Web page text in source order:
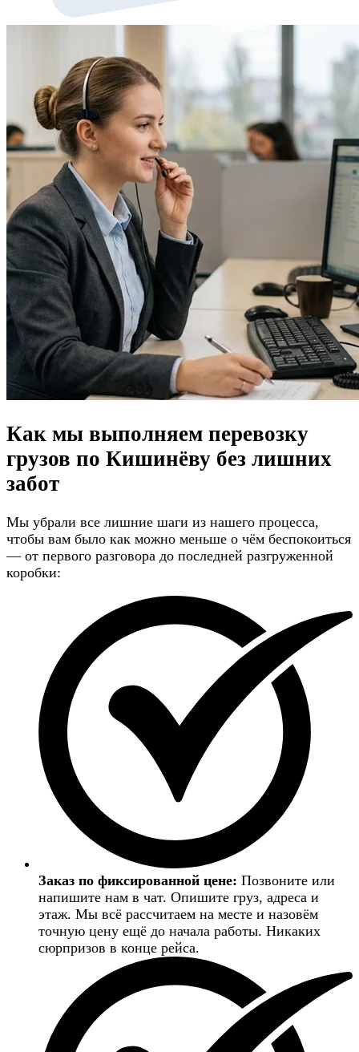
Как мы выполняем перевозку
грузов по Кишинёву без лишних
забот
Мы убрали все лишние шаги из нашего процесса,
чтобы вам было как можно меньше о чём беспокоиться
— от первого разговора до последней разгруженной
коробки:
Заказ по фиксированной цене: Позвоните или
напишите нам в чат. Опишите груз, адреса и
этаж. Мы всё рассчитаем на месте и назовём
точную цену ещё до начала работы. Никаких
сюрпризов в конце рейса.